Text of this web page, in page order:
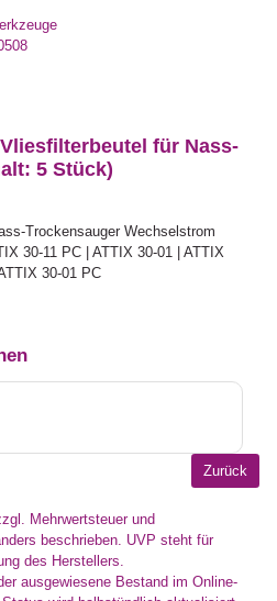
für Nass-
5 Stück)
Trockensauger Wechselstrom
30-11 PC | ATTIX 30-01 | ATTIX
30-01 PC
Mehrwertsteuer und
beschrieben. UVP steht für
des Herstellers.
ausgewiesene Bestand im Online-